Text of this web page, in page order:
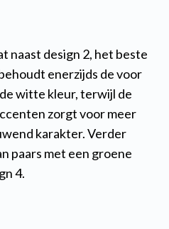
naast design 2, het beste
enerzijds de voor
witte kleur, terwijl de
zorgt voor meer
karakter. Verder
paars met een groene
4.